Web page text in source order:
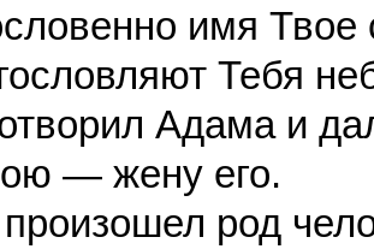
имя Твое
Тебя
Адама и
— жену его.
род